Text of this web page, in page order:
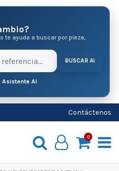
te ayuda a buscar por pieza,
BUSCAR AI
Asistente AI
Contáctenos
0